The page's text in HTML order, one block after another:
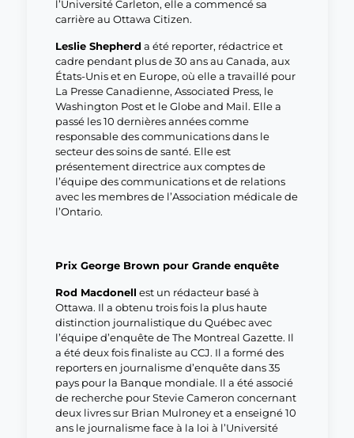
l’Université Carleton, elle a commencé sa
carrière au Ottawa Citizen.
Leslie Shepherd a été reporter, rédactrice et
cadre pendant plus de 30 ans au Canada, aux
États-Unis et en Europe, où elle a travaillé pour
La Presse Canadienne, Associated Press, le
Washington Post et le Globe and Mail. Elle a
passé les 10 dernières années comme
responsable des communications dans le
secteur des soins de santé. Elle est
présentement directrice aux comptes de
l’équipe des communications et de relations
avec les membres de l’Association médicale de
l’Ontario.
Prix George Brown pour Grande enquête
Rod Macdonell est un rédacteur basé à
Ottawa. Il a obtenu trois fois la plus haute
distinction journalistique du Québec avec
l’équipe d’enquête de The Montreal Gazette. Il
a été deux fois finaliste au CCJ. Il a formé des
reporters en journalisme d’enquête dans 35
pays pour la Banque mondiale. Il a été associé
de recherche pour Stevie Cameron concernant
deux livres sur Brian Mulroney et a enseigné 10
ans le journalisme face à la loi à l’Université